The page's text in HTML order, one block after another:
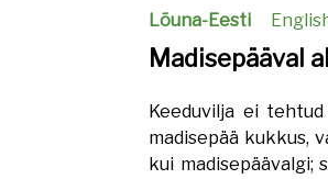
Lõuna-Eesti
Madisepääval
Keeduvilja ei
madisepää kukkus,
kui madisepäävalgi;